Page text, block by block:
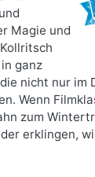
Magie und
ganz
nicht nur im
Wenn
zum
erklingen,